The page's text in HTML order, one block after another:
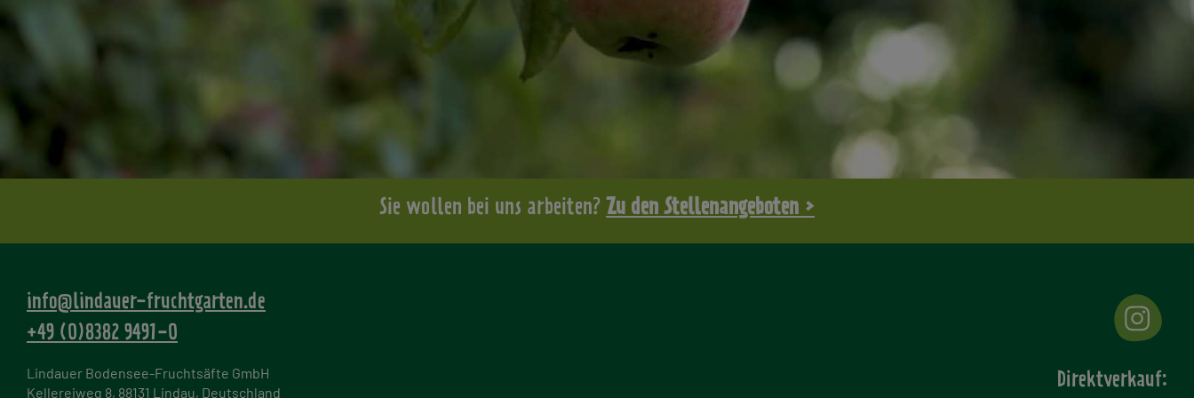
Sie wollen bei uns arbeiten? Zu den Stellenangeboten >
info@lindauer-fruchtgarten.de
+49 (0)8382 9491-0
Lindauer Bodensee-Fruchtsäfte GmbH
Kellereiweg 8, 88131 Lindau, Deutschland
Direktverkauf: